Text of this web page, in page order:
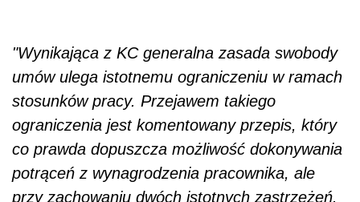
"Wynikająca z KC generalna zasada swobody
umów ulega istotnemu ograniczeniu w ramach
stosunków pracy. Przejawem takiego
ograniczenia jest komentowany przepis, który
co prawda dopuszcza możliwość dokonywania
potrąceń z wynagrodzenia pracownika, ale
przy zachowaniu dwóch istotnych zastrzeżeń.